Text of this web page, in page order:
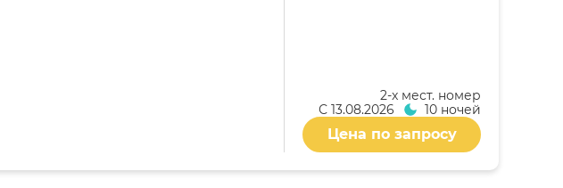
2-x мест. номер
С 13.08.2026 10 ночей
Цена по запросу